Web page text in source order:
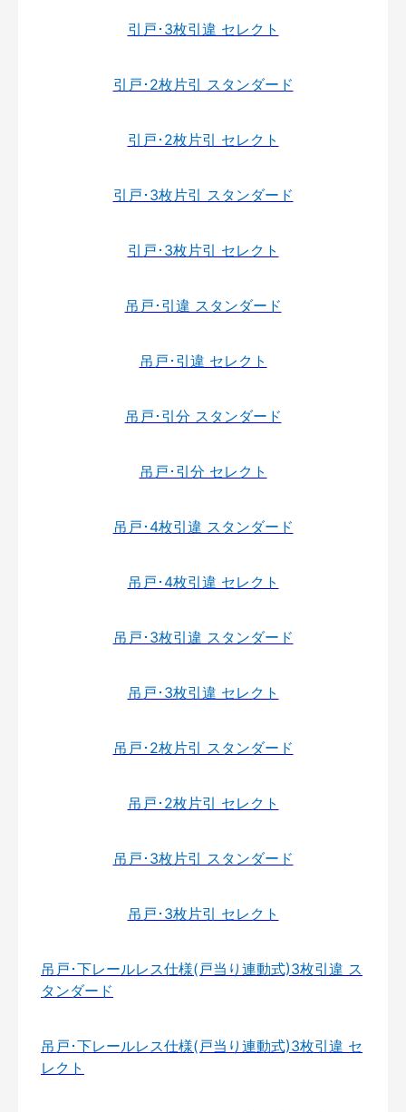
引戸･3枚引違 セレクト
引戸･2枚片引 スタンダード
引戸･2枚片引 セレクト
引戸･3枚片引 スタンダード
引戸･3枚片引 セレクト
吊戸･引違 スタンダード
吊戸･引違 セレクト
吊戸･引分 スタンダード
吊戸･引分 セレクト
吊戸･4枚引違 スタンダード
吊戸･4枚引違 セレクト
吊戸･3枚引違 スタンダード
吊戸･3枚引違 セレクト
吊戸･2枚片引 スタンダード
吊戸･2枚片引 セレクト
吊戸･3枚片引 スタンダード
吊戸･3枚片引 セレクト
吊戸･下レールレス仕様(戸当り連動式)3枚引違 ス
タンダード
吊戸･下レールレス仕様(戸当り連動式)3枚引違 セ
レクト